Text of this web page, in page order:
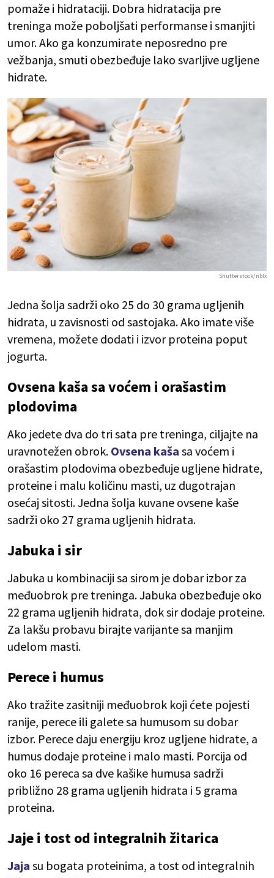
pomaže i hidrataciji. Dobra hidratacija pre
treninga može poboljšati performanse i smanjiti
umor. Ako ga konzumirate neposredno pre
vežbanja, smuti obezbeđuje lako svarljive ugljene
hidrate.
Shutterstock/nblx
Jedna šolja sadrži oko 25 do 30 grama ugljenih
hidrata, u zavisnosti od sastojaka. Ako imate više
vremena, možete dodati i izvor proteina poput
jogurta.
Ovsena kaša sa voćem i orašastim
plodovima
Ako jedete dva do tri sata pre treninga, ciljajte na
uravnotežen obrok. Ovsena kaša sa voćem i
orašastim plodovima obezbeđuje ugljene hidrate,
proteine i malu količinu masti, uz dugotrajan
osećaj sitosti. Jedna šolja kuvane ovsene kaše
sadrži oko 27 grama ugljenih hidrata.
Jabuka i sir
Jabuka u kombinaciji sa sirom je dobar izbor za
međuobrok pre treninga. Jabuka obezbeđuje oko
22 grama ugljenih hidrata, dok sir dodaje proteine.
Za lakšu probavu birajte varijante sa manjim
udelom masti.
Perece i humus
Ako tražite zasitniji međuobrok koji ćete pojesti
ranije, perece ili galete sa humusom su dobar
izbor. Perece daju energiju kroz ugljene hidrate, a
humus dodaje proteine i malo masti. Porcija od
oko 16 pereca sa dve kašike humusa sadrži
približno 28 grama ugljenih hidrata i 5 grama
proteina.
Jaje i tost od integralnih žitarica
Jaja su bogata proteinima, a tost od integralnih